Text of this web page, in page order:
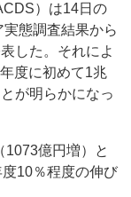
）は14日の
態調査結果から
した。それによ
度に初めて1兆
が明らかになっ
億円増）と
10％程度の伸び